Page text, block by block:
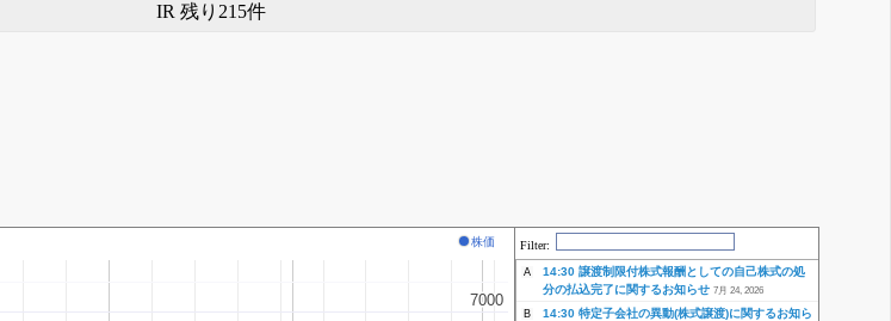
IR 残り215件
株価
7000
7000
Filter:
A
14:30 譲渡制限付株式報酬としての自己株式の処
分の払込完了に関するお知らせ 7月 24, 2026
B
14:30 特定子会社の異動(株式譲渡)に関するお知ら